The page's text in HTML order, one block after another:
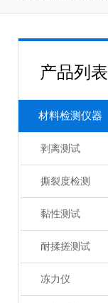
产品列表
材料检测仪器
剥离测试
撕裂度检测
黏性测试
耐揉搓测试
冻力仪